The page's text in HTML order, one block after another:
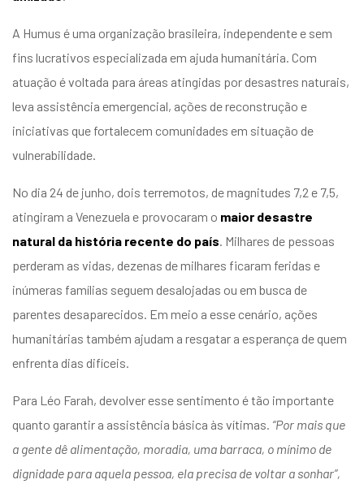
A Humus é uma organização brasileira, independente e sem
fins lucrativos especializada em ajuda humanitária. Com
atuação é voltada para áreas atingidas por desastres naturais,
leva assistência emergencial, ações de reconstrução e
iniciativas que fortalecem comunidades em situação de
vulnerabilidade.
No dia 24 de junho, dois terremotos, de magnitudes 7,2 e 7,5,
atingiram a Venezuela e provocaram o maior desastre
natural da história recente do país . Milhares de pessoas
perderam as vidas, dezenas de milhares ficaram feridas e
inúmeras famílias seguem desalojadas ou em busca de
parentes desaparecidos. Em meio a esse cenário, ações
humanitárias também ajudam a resgatar a esperança de quem
enfrenta dias difíceis.
Para Léo Farah, devolver esse sentimento é tão importante
quanto garantir a assistência básica às vítimas. “Por mais que
a gente dê alimentação, moradia, uma barraca, o mínimo de
dignidade para aquela pessoa, ela precisa de voltar a sonhar”,